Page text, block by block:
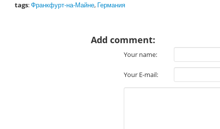
tags:Франкфурт-на-Майне, Германия
Add comment:
Your name:
Your E-mail: